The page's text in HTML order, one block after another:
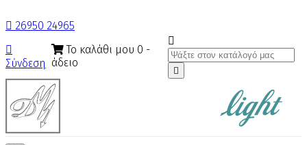
 26950 24965

Σύνδεση
Το καλάθι μου 0 -
άδειο

